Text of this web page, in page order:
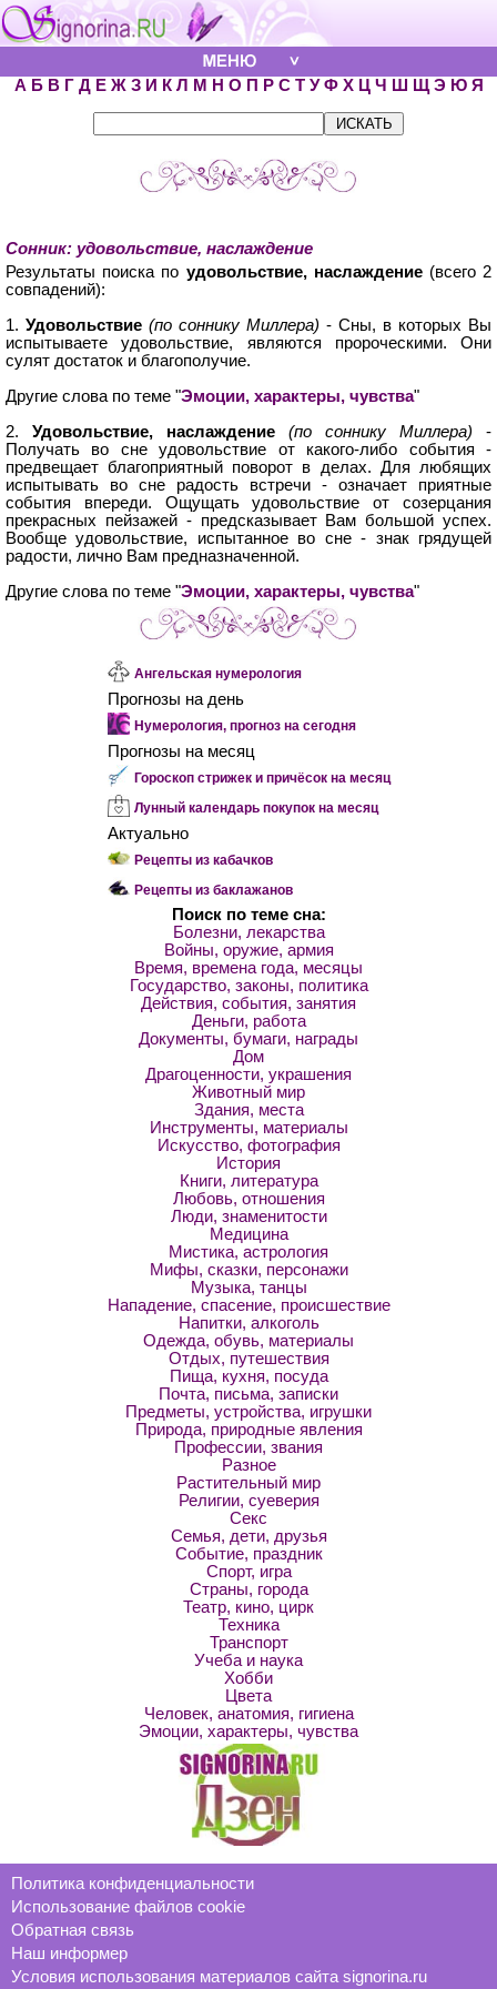
А Б В Г Д Е Ж З И К Л М Н О П Р С Т У Ф Х Ц Ч Ш Щ Э Ю Я
Сонник: удовольствие, наслаждение
Результаты поиска по удовольствие, наслаждение(всего 2
совпадений):
1. Удовольствие (по соннику Миллера) - Сны, в которых Вы
испытываете удовольствие, являются пророческими. Они
сулят достаток и благополучие.
Другие слова по теме "Эмоции, характеры, чувства"
2. Удовольствие, наслаждение (по соннику Миллера) -
Получать во сне удовольствие от какого-либо события -
предвещает благоприятный поворот в делах. Для любящих
испытывать во сне радость встречи - означает приятные
события впереди. Ощущать удовольствие от созерцания
прекрасных пейзажей - предсказывает Вам большой успех.
Вообще удовольствие, испытанное во сне - знак грядущей
радости, лично Вам предназначенной.
Другие слова по теме "Эмоции, характеры, чувства"
Ангельская нумерология
Прогнозы на день
Нумерология, прогноз на сегодня
Прогнозы на месяц
Гороскоп стрижек и причёсок на месяц
Лунный календарь покупок на месяц
Актуально
Рецепты из кабачков
Рецепты из баклажанов
Поиск по теме сна:
Болезни, лекарства
Войны, оружие, армия
Время, времена года, месяцы
Государство, законы, политика
Действия, события, занятия
Деньги, работа
Документы, бумаги, награды
Дом
Драгоценности, украшения
Животный мир
Здания, места
Инструменты, материалы
Искусство, фотография
История
Книги, литература
Любовь, отношения
Люди, знаменитости
Медицина
Мистика, астрология
Мифы, сказки, персонажи
Музыка, танцы
Нападение, спасение, происшествие
Напитки, алкоголь
Одежда, обувь, материалы
Отдых, путешествия
Пища, кухня, посуда
Почта, письма, записки
Предметы, устройства, игрушки
Природа, природные явления
Профессии, звания
Разное
Растительный мир
Религии, суеверия
Секс
Семья, дети, друзья
Событие, праздник
Спорт, игра
Страны, города
Театр, кино, цирк
Техника
Транспорт
Учеба и наука
Хобби
Цвета
Человек, анатомия, гигиена
Эмоции, характеры, чувства
Политика конфиденциальности
Использование файлов cookie
Обратная связь
Наш информер
Условия использования материалов сайта signorina.ru